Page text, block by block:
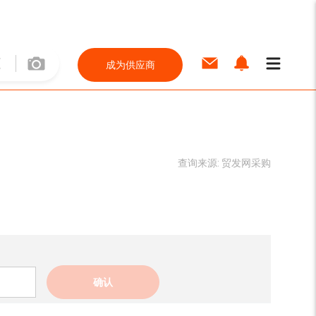
成为供应商
查询来源: 贸发网采购
确认